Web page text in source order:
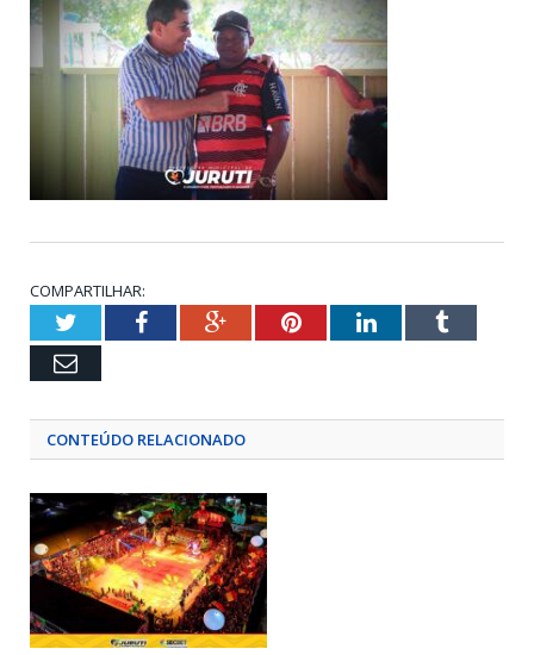
COMPARTILHAR:
TwitterFacebookGoogle+PinterestLinkedInTumblr
Email
CONTEÚDO RELACIONADO